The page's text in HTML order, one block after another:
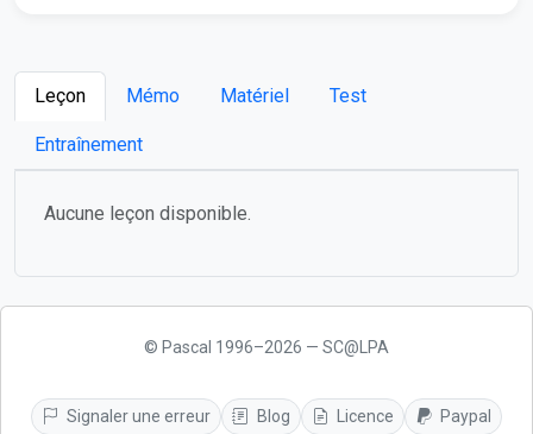
Leçon Mémo Matériel Test
Entraînement
Aucune leçon disponible.
© Pascal 1996–2026 — SC@LPA
Signaler une erreur Blog Licence Paypal